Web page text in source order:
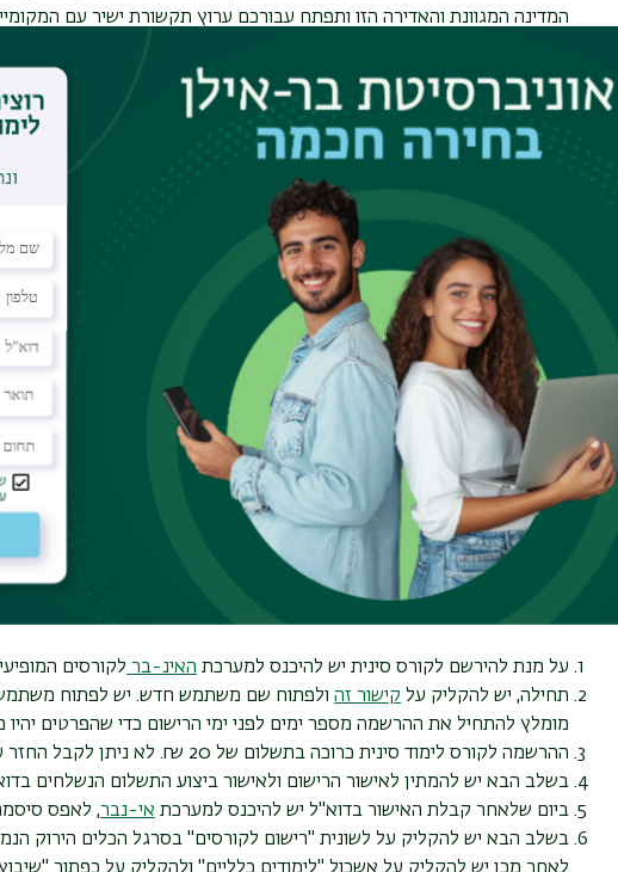
המדינה המגוונת והאדירה הזו ותפתח עבורכם ערוץ תקשורת ישיר עם
קורס סינית, עם הסימנים המורכבים והווריאציות הטונאליות הייחודיות
הקורס תורם לשיפור הזיכרון, משמר את היכולות הקוגניטיביות ושומר על המוח
קורס סינית לשומעים חופשיים – מידע חשוב
כאמור, קורס סינית במעמד של שומעים חופשיים פוטר את המשתתפים מלהיות
המשתתפים בקורס סינית יכולים לצד השתתפות בשיעורי סינית ליהנות ממתקני
להגיש עבודות עם שאר הסטודנטים ו/או לגשת לבחינות הסיום, ניתן לעשות כן.
מעבר ממעמד של שומעים חופשיים למעמד של
שומעים חופשיים המעוניינים להפוך לסטודנטים מן המניין הלומדים לקראת תואר
תלמידים
(תואר ראשון) אולביה"ס ללימודים מתקדמים
(במקרה של תואר שני
להכרה בקורסים שנלמדו, והאוניברסיטה תידון ותשקול הכרה זו.
רישום לקורס לימוד סינית במעמד של שומעים
שעות סמסטריאליות במצטבר כל השנים.
שומעים חופשיים הנרשמים לקורסים במסלולי תואר שני יכולים להירשם ל-4 ש"ס בלבד
על מנת להירשם לקורס סינית יש להיכנס למערכת האינ-בר לקורסים
תחילה, יש להקליק על קישור זה ולפתוח שם משתמש חדש. יש לפתוח
מומלץ להתחיל את ההרשמה מספר ימים לפני ימי הרישום כדי שהפרטים יהיו
ההרשמה לקורס לימוד סינית כרוכה בתשלום של 20 ₪. לא ניתן לקבל החזר על דמי רישום.
בשלב הבא יש להמתין לאישור הרישום ולאישור ביצוע התשלום הנשלחים
ביום שלאחר קבלת האישור בדוא"ל יש להיכנס למערכת אי-נבר, לאפס
בשלב הבא יש להקליק על לשונית "רישום לקורסים" בסרגל הכלים הירוק
לאחר מכן יש להקליק על אשכול "לימודים כלליים" ולהקליק על כפתור